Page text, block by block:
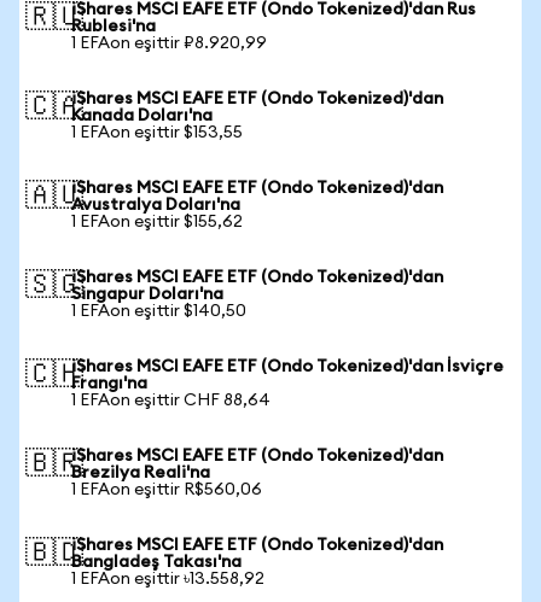
🇷🇺iShares MSCI EAFE ETF (Ondo Tokenized)'dan Rus
Rublesi'na
1 EFAon eşittir ₽8.920,99
🇨🇦iShares MSCI EAFE ETF (Ondo Tokenized)'dan
Kanada Doları'na
1 EFAon eşittir $153,55
🇦🇺iShares MSCI EAFE ETF (Ondo Tokenized)'dan
Avustralya Doları'na
1 EFAon eşittir $155,62
🇸🇬iShares MSCI EAFE ETF (Ondo Tokenized)'dan
Singapur Doları'na
1 EFAon eşittir $140,50
🇨🇭iShares MSCI EAFE ETF (Ondo Tokenized)'dan İsviçre
Frangı'na
1 EFAon eşittir CHF 88,64
🇧🇷iShares MSCI EAFE ETF (Ondo Tokenized)'dan
Brezilya Reali'na
1 EFAon eşittir R$560,06
🇧🇩iShares MSCI EAFE ETF (Ondo Tokenized)'dan
Bangladeş Takası'na
1 EFAon eşittir ৳13.558,92